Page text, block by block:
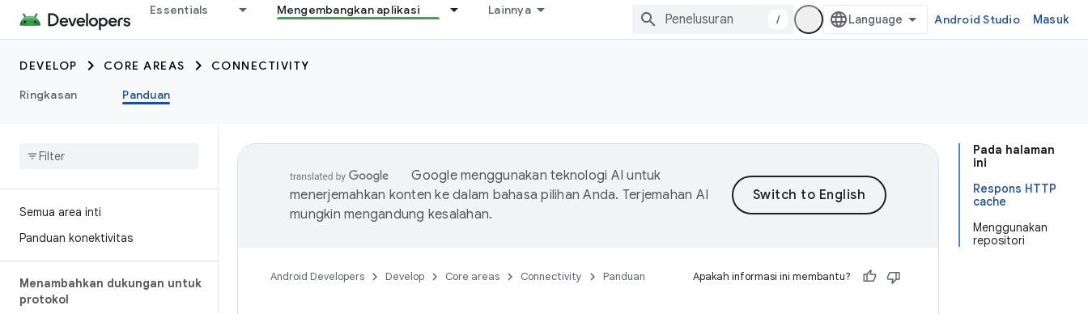
Essentials Mengembangkan aplikasi Lainnya
/ Android Studio Masuk
DEVELOP CORE AREAS
CONNECTIVITY
Ringkasan
Panduan
Semua area inti
Panduan konektivitas
Menambahkan dukungan untuk
protokol
Pada halaman
ini
Respons HTTP
cache
Menggunakan
repositori
Google menggunakan teknologi AI untuk
menerjemahkan konten ke dalam bahasa pilihan Anda. Terjemahan AI
mungkin mengandung kesalahan.
Android Developers Develop Core areas Connectivity Panduan Apakah informasi ini membantu?